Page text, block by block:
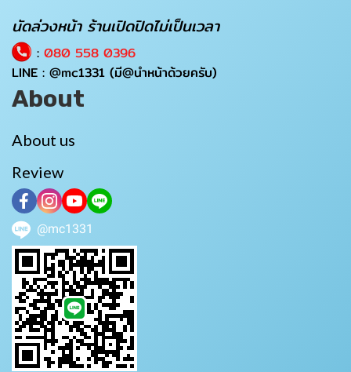
นัดล่วงหน้า ร้านเปิดปิดไม่เป็นเวลา
: 080 558 0396
LINE : @mc1331 (มี@นำหน้าด้วยครับ)
About
About us
Review
@mc1331